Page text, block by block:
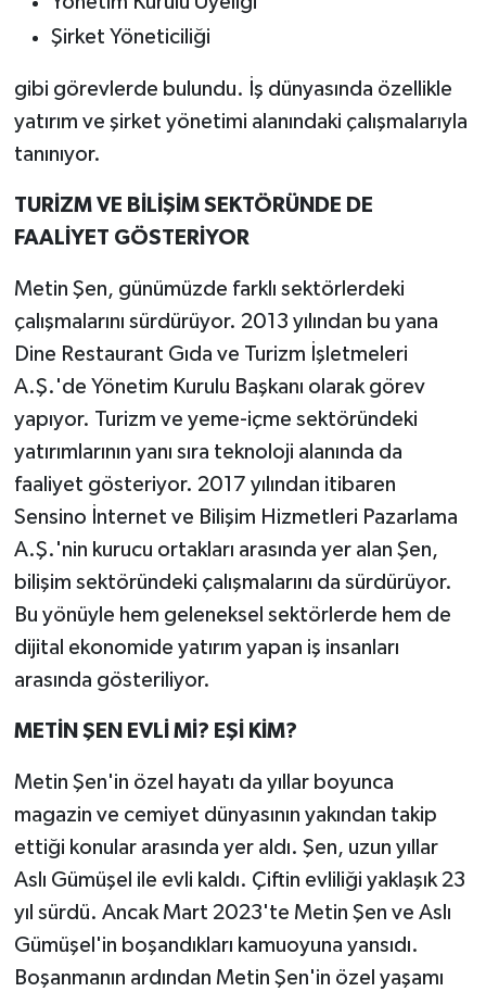
Şirket Yöneticiliği
gibi görevlerde bulundu. İş dünyasında özellikle
yatırım ve şirket yönetimi alanındaki çalışmalarıyla
tanınıyor.
TURİZM VE BİLİŞİM SEKTÖRÜNDE DE
FAALİYET GÖSTERİYOR
Metin Şen, günümüzde farklı sektörlerdeki
çalışmalarını sürdürüyor. 2013 yılından bu yana
Dine Restaurant Gıda ve Turizm İşletmeleri
A.Ş.'de Yönetim Kurulu Başkanı olarak görev
yapıyor. Turizm ve yeme-içme sektöründeki
yatırımlarının yanı sıra teknoloji alanında da
faaliyet gösteriyor. 2017 yılından itibaren
Sensino İnternet ve Bilişim Hizmetleri Pazarlama
A.Ş.'nin kurucu ortakları arasında yer alan Şen,
bilişim sektöründeki çalışmalarını da sürdürüyor.
Bu yönüyle hem geleneksel sektörlerde hem de
dijital ekonomide yatırım yapan iş insanları
arasında gösteriliyor.
METİN ŞEN EVLİ Mİ? EŞİ KİM?
Metin Şen'in özel hayatı da yıllar boyunca
magazin ve cemiyet dünyasının yakından takip
ettiği konular arasında yer aldı. Şen, uzun yıllar
Aslı Gümüşel ile evli kaldı. Çiftin evliliği yaklaşık 23
yıl sürdü. Ancak Mart 2023'te Metin Şen ve Aslı
Gümüşel'in boşandıkları kamuoyuna yansıdı.
Boşanmanın ardından Metin Şen'in özel yaşamı